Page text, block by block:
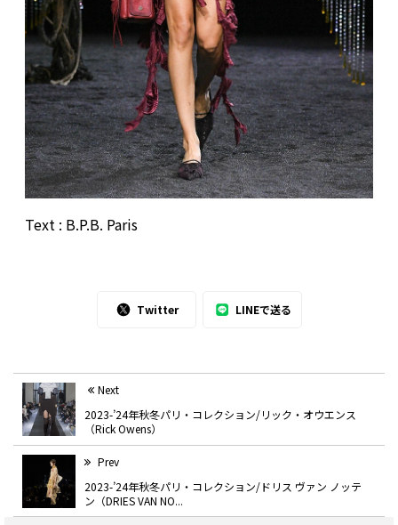
Text : B.P.B. Paris
Twitter LINEで送る
Next
2023-’24年秋冬パリ・コレクション/リック・オウエンス
（Rick Owens）
Prev
2023-’24年秋冬パリ・コレクション/ドリス ヴァン ノッテ
ン（DRIES VAN NO...